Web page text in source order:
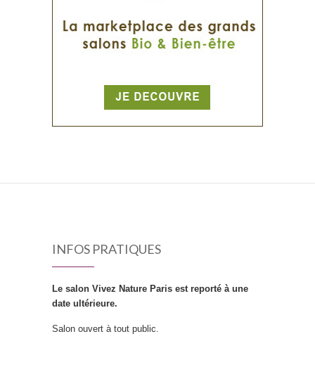
INFOS PRATIQUES
Le salon Vivez Nature Paris est reporté à une
date ultérieure.
Salon ouvert à tout public.